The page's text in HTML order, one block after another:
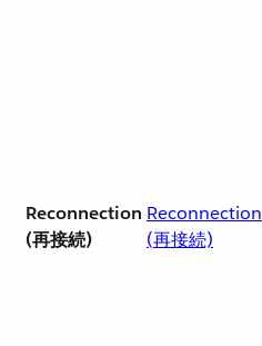
Reconnection
(再接続)
Reconnection
(再接続)